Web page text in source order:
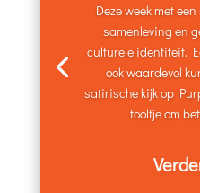
Deze week met
samenleving en
culturele identiteit.
ook waardevol
satirische kijk op
tooltje om